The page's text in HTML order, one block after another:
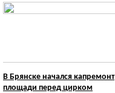
В Брянске начался капремонт
площади перед цирком